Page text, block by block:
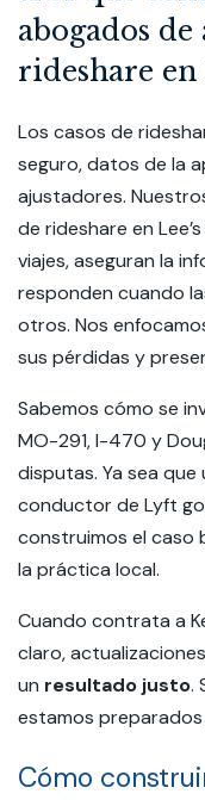
abogados de
rideshare en
Los casos de
seguro, datos de la
ajustadores.
de rideshare en
viajes, aseguran la
responden cuando
otros. Nos
sus pérdidas y
Sabemos cómo se
MO-291, I-470 y
disputas. Ya sea
conductor de Lyft
construimos el caso
la práctica local.
Cuando contrata a
claro,
un resultado justo.
estamos preparados
Cómo